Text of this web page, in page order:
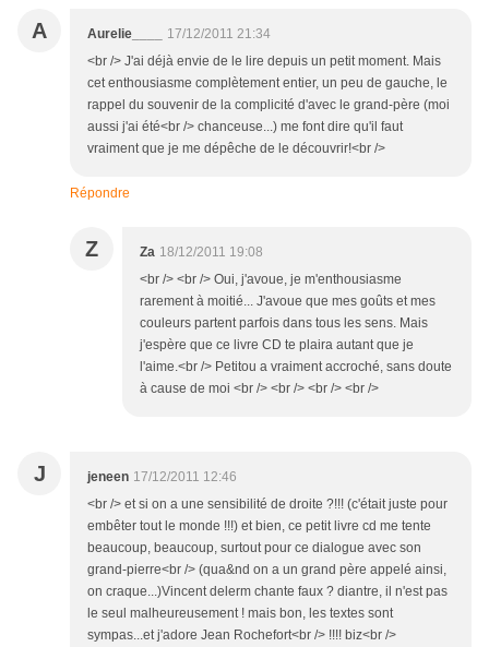
A Aurelie____
17/12/2011 21:34
<br /> J'ai déjà envie de le lire depuis un petit moment. Mais
cet enthousiasme complètement entier, un peu de gauche, le
rappel du souvenir de la complicité d'avec le grand-père (moi
aussi j'ai été<br /> chanceuse...) me font dire qu'il faut
vraiment que je me dépêche de le découvrir!<br />
Répondre
Z Za 18/12/2011 19:08
<br /> <br /> Oui, j'avoue, je m'enthousiasme
rarement à moitié... J'avoue que mes goûts et mes
couleurs partent parfois dans tous les sens. Mais
j'espère que ce livre CD te plaira autant que je
l'aime.<br /> Petitou a vraiment accroché, sans doute
à cause de moi <br /> <br /> <br /> <br />
J jeneen 17/12/2011 12:46
<br /> et si on a une sensibilité de droite ?!!! (c'était juste pour
embêter tout le monde !!!) et bien, ce petit livre cd me tente
beaucoup, beaucoup, surtout pour ce dialogue avec son
grand-pierre<br /> (qua&nd on a un grand père appelé ainsi,
on craque...)Vincent delerm chante faux ? diantre, il n'est pas
le seul malheureusement ! mais bon, les textes sont
sympas...et j'adore Jean Rochefort<br /> !!!! biz<br />